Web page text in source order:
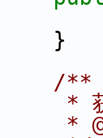
}
    /**
*
*